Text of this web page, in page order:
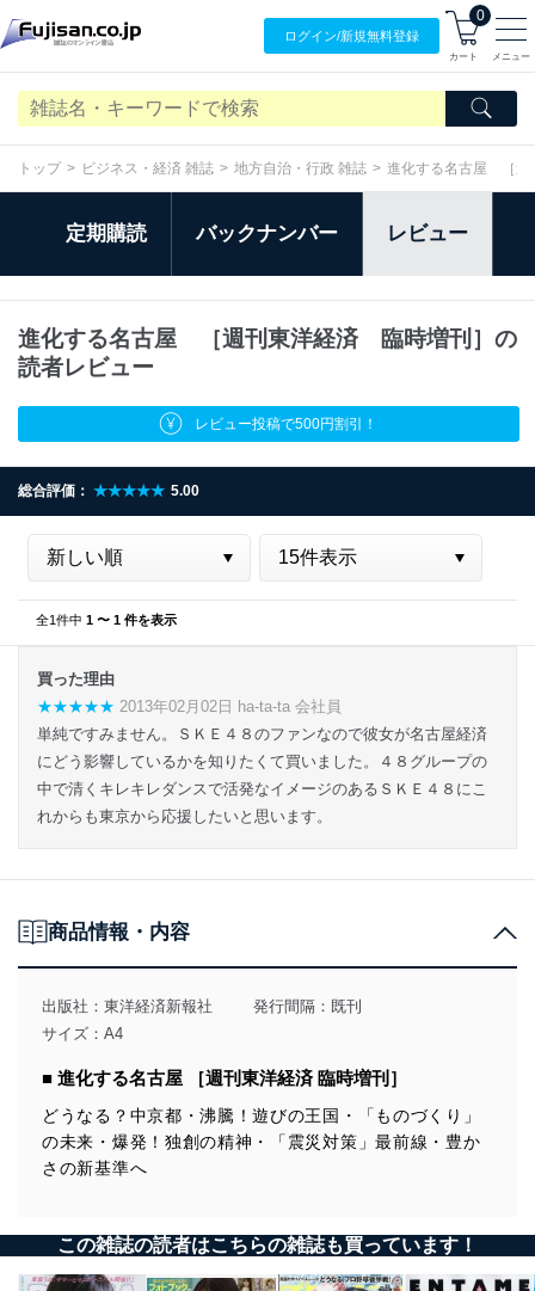
ログイン/新規無料登録
0
カート メニュー
トップ ビジネス・経済 雑誌 地方自治・行政 雑誌 進化する名古屋 ［
定期購読 バックナンバー レビュー
進化する名古屋 ［週刊東洋経済 臨時増刊］の
読者レビュー
レビュー投稿で500円割引！
総合評価： ★★★★★ 5.00
全1件中 1 〜 1 件を表示
買った理由
★★★★★ 2013年02月02日 ha-ta-ta 会社員
単純ですみません。ＳＫＥ４８のファンなので彼女が名古屋経済
にどう影響しているかを知りたくて買いました。４８グループの
中で清くキレキレダンスで活発なイメージのあるＳＫＥ４８にこ
れからも東京から応援したいと思います。
商品情報・内容
出版社： 東洋経済新報社
発行間隔：既刊
サイズ：A4
■ 進化する名古屋 ［週刊東洋経済 臨時増刊］
どうなる？中京都・沸騰！遊びの王国・「ものづくり」
の未来・爆発！独創の精神・「震災対策」最前線・豊か
さの新基準へ
この雑誌の読者はこちらの雑誌も買っています！